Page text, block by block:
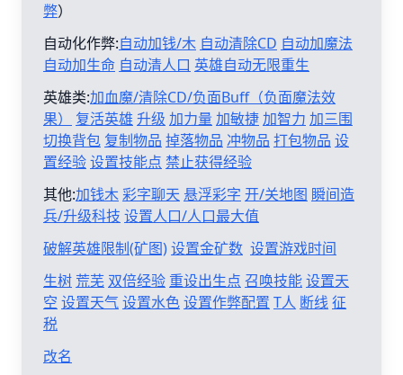
弊）
自动化作弊:自动加钱/木 自动清除CD 自动加魔法
自动加生命 自动清人口 英雄自动无限重生
英雄类:加血魔/清除CD/负面Buff（负面魔法效
果）
复活英雄 升级 加力量 加敏捷加智力 加三围
切换背包 复制物品 掉落物品 冲物品 打包物品 设
置经验设置技能点 禁止获得经验
其他:加钱木彩字聊天 悬浮彩字 开/关地图 瞬间造
兵/升级科技 设置人口/人口最大值
破解英雄限制(矿图)设置金矿数 设置游戏时间
生树 荒芜 双倍经验 重设出生点 召唤技能设置天
空 设置天气设置水色设置作弊配置 T人 断线征
税
改名